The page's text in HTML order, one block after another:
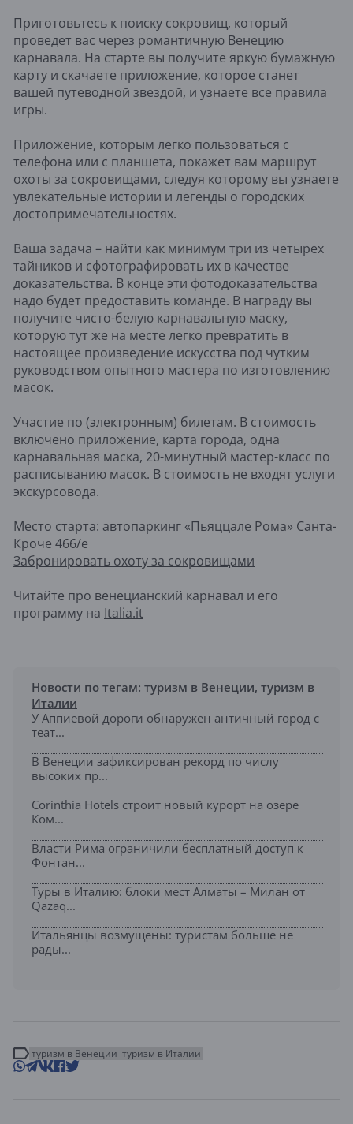
Приготовьтесь к поиску сокровищ, который
проведет вас через романтичную Венецию
карнавала. На старте вы получите яркую бумажную
карту и скачаете приложение, которое станет
вашей путеводной звездой, и узнаете все правила
игры.
Приложение, которым легко пользоваться с
телефона или с планшета, покажет вам маршрут
охоты за сокровищами, следуя которому вы узнаете
увлекательные истории и легенды о городских
достопримечательностях.
Ваша задача – найти как минимум три из четырех
тайников и сфотографировать их в качестве
доказательства. В конце эти фотодоказательства
надо будет предоставить команде. В награду вы
получите чисто-белую карнавальную маску,
которую тут же на месте легко превратить в
настоящее произведение искусства под чутким
руководством опытного мастера по изготовлению
масок.
Участие по (электронным) билетам. В стоимость
включено приложение, карта города, одна
карнавальная маска, 20-минутный мастер-класс по
расписыванию масок. В стоимость не входят услуги
экскурсовода.
Место старта: автопаркинг «Пьяццале Рома» Санта-
Кроче 466/e
Забронировать охоту за сокровищами
Читайте про венецианский карнавал и его
программу на Italia.it
Новости по тегам: туризм в Венеции, туризм в
Италии
У Аппиевой дороги обнаружен античный город с
теат...
В Венеции зафиксирован рекорд по числу
высоких пр...
Corinthia Hotels строит новый курорт на озере
Ком...
Власти Рима ограничили бесплатный доступ к
Фонтан...
Туры в Италию: блоки мест Алматы – Милан от
Qazaq...
Итальянцы возмущены: туристам больше не
рады...
туризм в Венеции туризм в Италии